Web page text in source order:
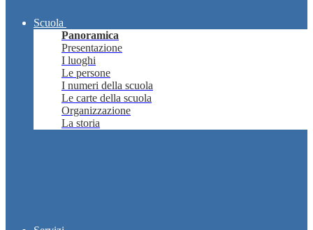
Scuola
Panoramica
Presentazione
I luoghi
Le persone
I numeri della scuola
Le carte della scuola
Organizzazione
La storia